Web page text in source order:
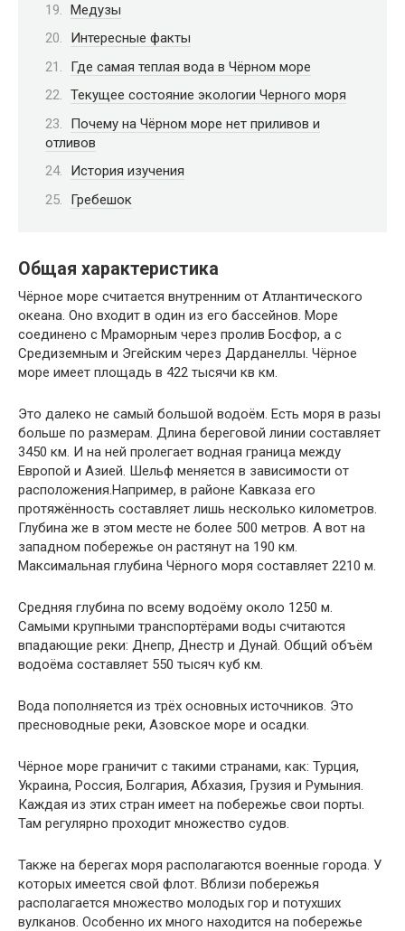
Медузы
Интересные факты
Где самая теплая вода в Чёрном море
Текущее состояние экологии Черного моря
Почему на Чёрном море нет приливов и
отливов
История изучения
Гребешок
Общая характеристика
Чёрное море считается внутренним от Атлантического
океана. Оно входит в один из его бассейнов. Море
соединено с Мраморным через пролив Босфор, а с
Средиземным и Эгейским через Дарданеллы. Чёрное
море имеет площадь в 422 тысячи кв км.
Это далеко не самый большой водоём. Есть моря в разы
больше по размерам. Длина береговой линии составляет
3450 км. И на ней пролегает водная граница между
Европой и Азией. Шельф меняется в зависимости от
расположения.Например, в районе Кавказа его
протяжённость составляет лишь несколько километров.
Глубина же в этом месте не более 500 метров. А вот на
западном побережье он растянут на 190 км.
Максимальная глубина Чёрного моря составляет 2210 м.
Средняя глубина по всему водоёму около 1250 м.
Самыми крупными транспортёрами воды считаются
впадающие реки: Днепр, Днестр и Дунай. Общий объём
водоёма составляет 550 тысяч куб км.
Вода пополняется из трёх основных источников. Это
пресноводные реки, Азовское море и осадки.
Чёрное море граничит с такими странами, как: Турция,
Украина, Россия, Болгария, Абхазия, Грузия и Румыния.
Каждая из этих стран имеет на побережье свои порты.
Там регулярно проходит множество судов.
Также на берегах моря располагаются военные города. У
которых имеется свой флот. Вблизи побережья
располагается множество молодых гор и потухших
вулканов. Особенно их много находится на побережье